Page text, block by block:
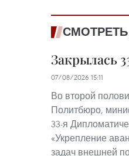
Закрылась
07/08/2026 15:11
Во второй
Политбюро,
33-я
«Укрепление
задач внешней